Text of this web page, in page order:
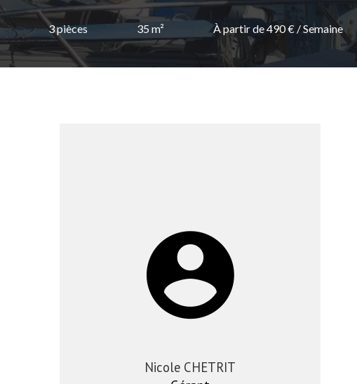
3 pièces 35 m² À partir de 490 € / Semaine
Nicole CHETRIT